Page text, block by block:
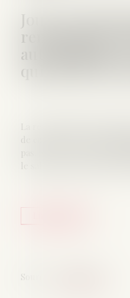
Jours de
renonciation
automatique si
qui décide du
Source :
La renonciation d’un
de congés en cas de